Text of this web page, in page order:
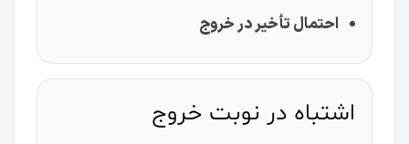
احتمال تأخیر در خروج
اشتباه در نوبت خروج